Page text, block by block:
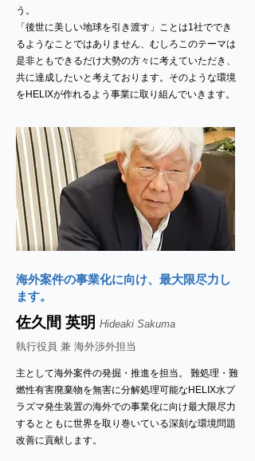
う。
「後世に美しい地球を引き渡す」ことは1社ででき
るようなことではありません、むしろこのテーマは
是非ともできるだけ大勢の方々に考えていただき、
共に達成したいと考えております。そのような環境
をHELIXが作れるよう事業に取り組んでいきます。
海外案件の事業化に向け、最大限尽力し
ます。
佐久間 英明 Hideaki Sakuma
執行役員 兼 海外渉外担当
主として海外案件の発掘・推進を担当。 難処理・難
燃性有害廃棄物を無害に分解処理可能なHELIX水プ
ラズマ発生装置の海外での事業化に向け最大限尽力
するとともに世界を取り巻いている深刻な環境問題
改善に貢献します。